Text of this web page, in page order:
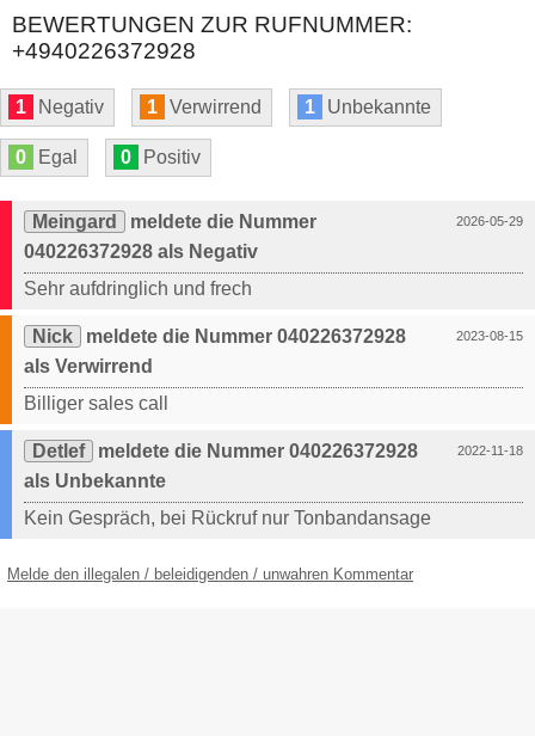
BEWERTUNGEN ZUR RUFNUMMER:
+4940226372928
1 Negativ 1 Verwirrend 1 Unbekannte
0 Egal 0 Positiv
2026-05-29
Meingard
meldete die Nummer
040226372928 als Negativ
Sehr aufdringlich und frech
2023-08-15
Nick
meldete die Nummer 040226372928
als Verwirrend
Billiger sales call
2022-11-18
Detlef
meldete die Nummer 040226372928
als Unbekannte
Kein Gespräch, bei Rückruf nur Tonbandansage
Melde den illegalen / beleidigenden / unwahren Kommentar